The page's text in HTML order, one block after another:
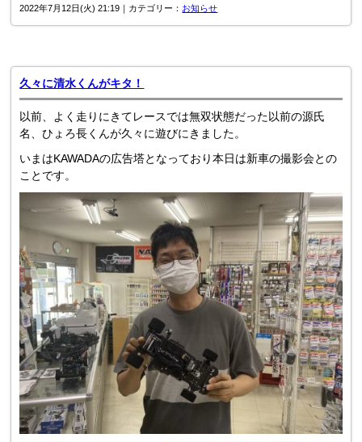
2022年7月12日(火) 21:19｜カテゴリー： お知らせ
久々に清水くんがキタ！
以前、よく走りにきてレースでは無双状態だった以前の源氏
名、ひょろ長くんが久々に遊びにきました。
いまはKAWADAの広告塔となっており本日は新車の撮影会との
ことです。